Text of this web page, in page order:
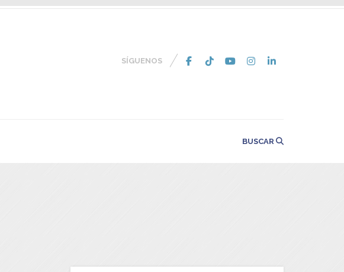
SÍGUENOS
BUSCAR